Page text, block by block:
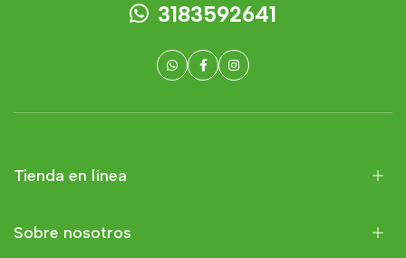
3183592641
Tienda en línea
Sobre nosotros